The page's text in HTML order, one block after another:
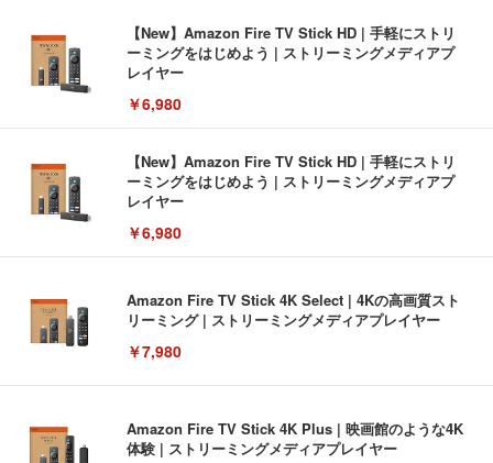
【New】Amazon Fire TV Stick HD | 手軽にストリ
ーミングをはじめよう | ストリーミングメディアプ
レイヤー
￥6,980
【New】Amazon Fire TV Stick HD | 手軽にストリ
ーミングをはじめよう | ストリーミングメディアプ
レイヤー
￥6,980
Amazon Fire TV Stick 4K Select | 4Kの高画質スト
リーミング | ストリーミングメディアプレイヤー
￥7,980
Amazon Fire TV Stick 4K Plus | 映画館のような4K
体験 | ストリーミングメディアプレイヤー